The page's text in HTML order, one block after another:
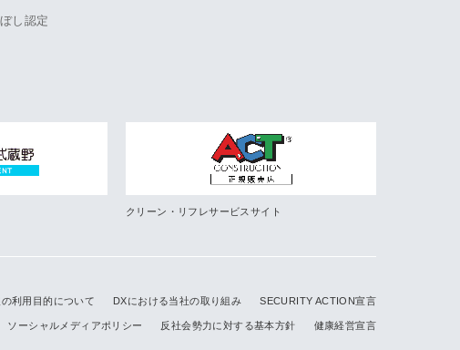
し認定
クリーン・リフレサービスサイト
利用目的について DXにおける当社の取り組み SECURITY ACTION宣言
ソーシャルメディアポリシー 反社会勢力に対する基本方針 健康経営宣言